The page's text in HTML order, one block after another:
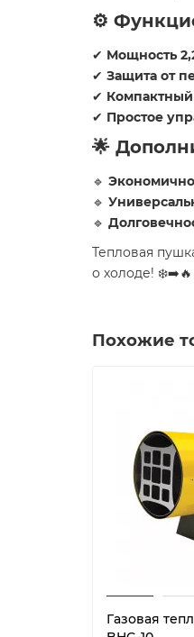
⚙️
✔ Мощность
✔ Защита от
✔
✔ Простое
🌟
🔹
🔹
🔹
Тепловая
о холоде! ❄️➡️🔥
Похожие
Газовая